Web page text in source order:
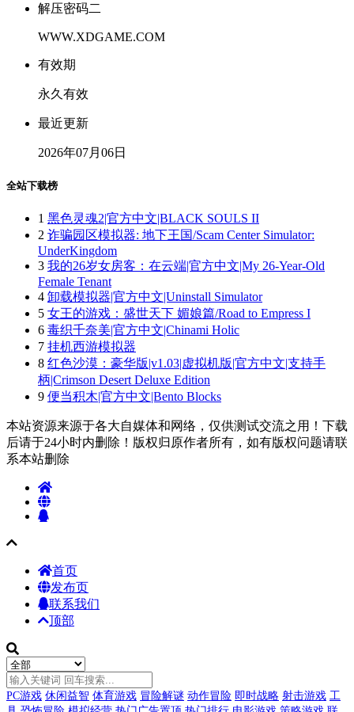
解压密码二
WWW.XDGAME.COM
有效期
永久有效
最近更新
2026年07月06日
全站下载榜
1 黑色灵魂2|官方中文|BLACK SOULS II
2 诈骗园区模拟器: 地下王国/Scam Center Simulator:
UnderKingdom
3 我的26岁女房客：在云端|官方中文|My 26-Year-Old
Female Tenant
4 卸载模拟器|官方中文|Uninstall Simulator
5 女王的游戏：盛世天下 媚娘篇/Road to Empress I
6 毒织千奈美|官方中文|Chinami Holic
7 挂机西游模拟器
8 红色沙漠：豪华版|v1.03|虚拟机版|官方中文|支持手
柄|Crimson Desert Deluxe Edition
9 便当积木|官方中文|Bento Blocks
本站资源来源于各大自媒体和网络，仅供测试交流之用！下载
后请于24小时内删除！版权归原作者所有，如有版权问题请联
系本站删除
首页
发布页
联系我们
顶部
PC游戏 休闲益智 体育游戏 冒险解谜 动作冒险 即时战略 射击游戏 工